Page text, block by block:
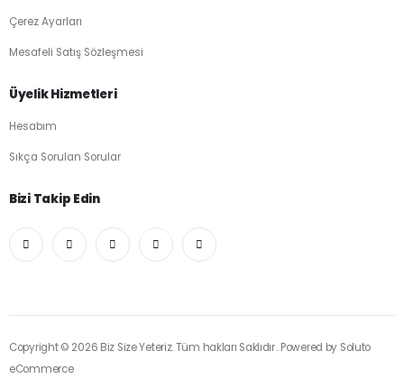
Çerez Ayarları
Mesafeli Satış Sözleşmesi
Üyelik Hizmetleri
Hesabım
Sıkça Sorulan Sorular
Bizi Takip Edin
Copyright © 2026 Biz Size Yeteriz. Tüm hakları Saklıdır.. Powered by Soluto
eCommerce